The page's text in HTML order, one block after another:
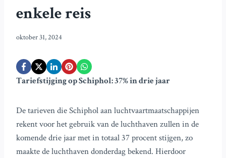
enkele reis
oktober 31, 2024
Tariefstijging op Schiphol: 37% in drie jaar
De tarieven die Schiphol aan luchtvaartmaatschappijen
rekent voor het gebruik van de luchthaven zullen in de
komende drie jaar met in totaal 37 procent stijgen, zo
maakte de luchthaven donderdag bekend. Hierdoor